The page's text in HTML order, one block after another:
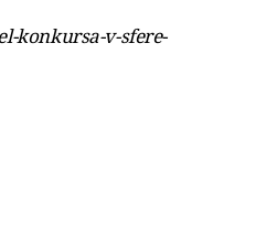
konkursa-v-sfere-